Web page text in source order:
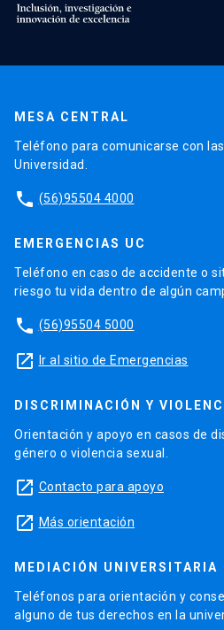
MESA CENTRAL
Teléfono para comunicarse con
Universidad.
phone (56)95504 4000
EMERGENCIAS UC
Teléfono en caso de accidente o
riesgo tu vida dentro de algún
phone (56)95504 5000
launch Ir al sitio de Emergencias
DISCRIMINACIÓN Y
Orientación y apoyo en casos de
género o violencia sexual.
launch Contacto para apoyo
launch Más orientación
MEDIACIÓN UNIVERSITARIA
Teléfonos para orientación y
alguno de tus derechos en la